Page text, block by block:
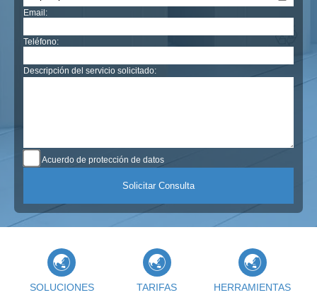
Email:
Teléfono:
Descripción del servicio solicitado:
Acuerdo de protección de datos
SOLUCIONES TARIFAS HERRAMIENTAS